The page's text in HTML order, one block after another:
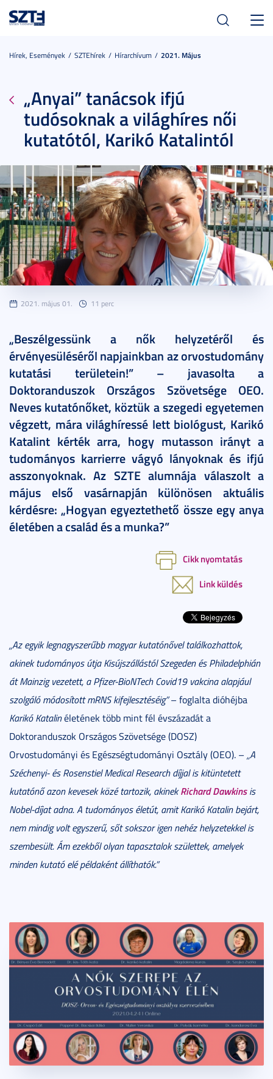
Hírek, Események SZTEhírek Hírarchívum 2021. Május
„Anyai” tanácsok ifjú
tudósoknak a világhíres női
kutatótól, Karikó Katalintól
2021. május 01. 11 perc
„Beszélgessünk a nők helyzetéről és
érvényesüléséről napjainkban az orvostudomány
kutatási területein!” – javasolta a
Doktoranduszok Országos Szövetsége OEO.
Neves kutatónőket, köztük a szegedi egyetemen
végzett, mára világhíressé lett biológust, Karikó
Katalint kérték arra, hogy mutasson irányt a
tudományos karrierre vágyó lányoknak és ifjú
asszonyoknak. Az SZTE alumnája válaszolt a
május első vasárnapján különösen aktuális
kérdésre: „Hogyan egyeztethető össze egy anya
életében a család és a munka?”
Cikk nyomtatás
Link küldés
„Az egyik legnagyszerűbb magyar kutatónővel találkozhattok,
akinek tudományos útja Kisújszállástól Szegeden és Philadelphián
át Mainzig vezetett, a Pfizer-BioNTech Covid19 vakcina alapjául
szolgáló módosított mRNS kifejlesztéséig”– foglalta dióhéjba
Karikó Katalinéletének több mint fél évszázadát a
Doktoranduszok Országos Szövetsége (DOSZ)
Orvostudományi és Egészségtudományi Osztály (OEO). – „A
Széchenyi- és Rosenstiel Medical Research díjjal is kitüntetett
kutatónő azon kevesek közé tartozik, akinek Richard Dawkins is
Nobel-díjat adna. A tudományos életút, amit Karikó Katalin bejárt,
nem mindig volt egyszerű, sőt sokszor igen nehéz helyzetekkel is
szembesült. Ám ezekből olyan tapasztalok születtek, amelyek
minden kutató elé példaként állíthatók.”